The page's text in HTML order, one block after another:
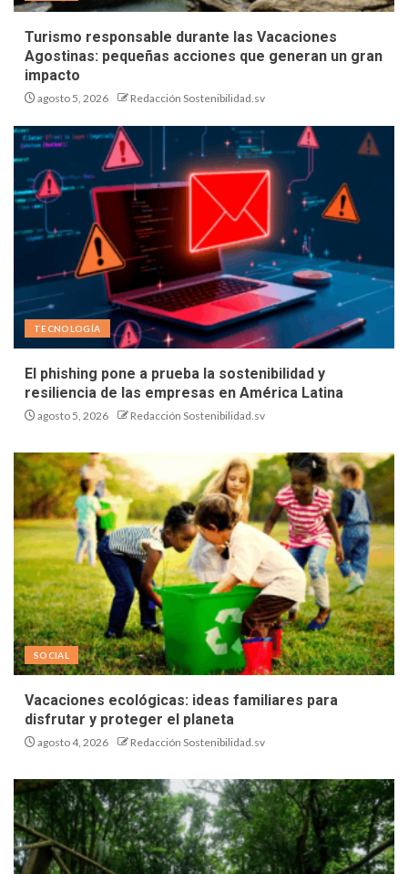
Turismo responsable durante las Vacaciones
Agostinas: pequeñas acciones que generan un gran
impacto
agosto 5, 2026 Redacción Sostenibilidad.sv
TECNOLOGÍA
El phishing pone a prueba la sostenibilidad y
resiliencia de las empresas en América Latina
agosto 5, 2026 Redacción Sostenibilidad.sv
SOCIAL
Vacaciones ecológicas: ideas familiares para
disfrutar y proteger el planeta
agosto 4, 2026 Redacción Sostenibilidad.sv